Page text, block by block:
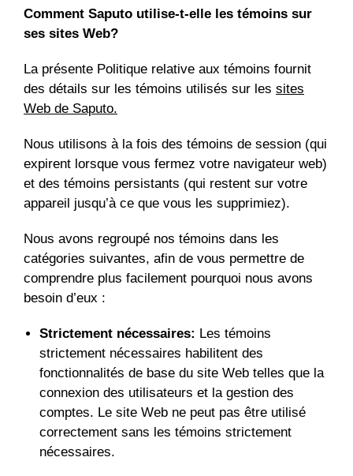
Comment Saputo utilise-t-elle les témoins sur
ses sites Web?
La présente Politique relative aux témoins fournit
des détails sur les témoins utilisés sur les sites
Web de Saputo.
Nous utilisons à la fois des témoins de session (qui
expirent lorsque vous fermez votre navigateur web)
et des témoins persistants (qui restent sur votre
appareil jusqu’à ce que vous les supprimiez).
Nous avons regroupé nos témoins dans les
catégories suivantes, afin de vous permettre de
comprendre plus facilement pourquoi nous avons
besoin d’eux :
Strictement nécessaires: Les témoins
strictement nécessaires habilitent des
fonctionnalités de base du site Web telles que la
connexion des utilisateurs et la gestion des
comptes. Le site Web ne peut pas être utilisé
correctement sans les témoins strictement
nécessaires.